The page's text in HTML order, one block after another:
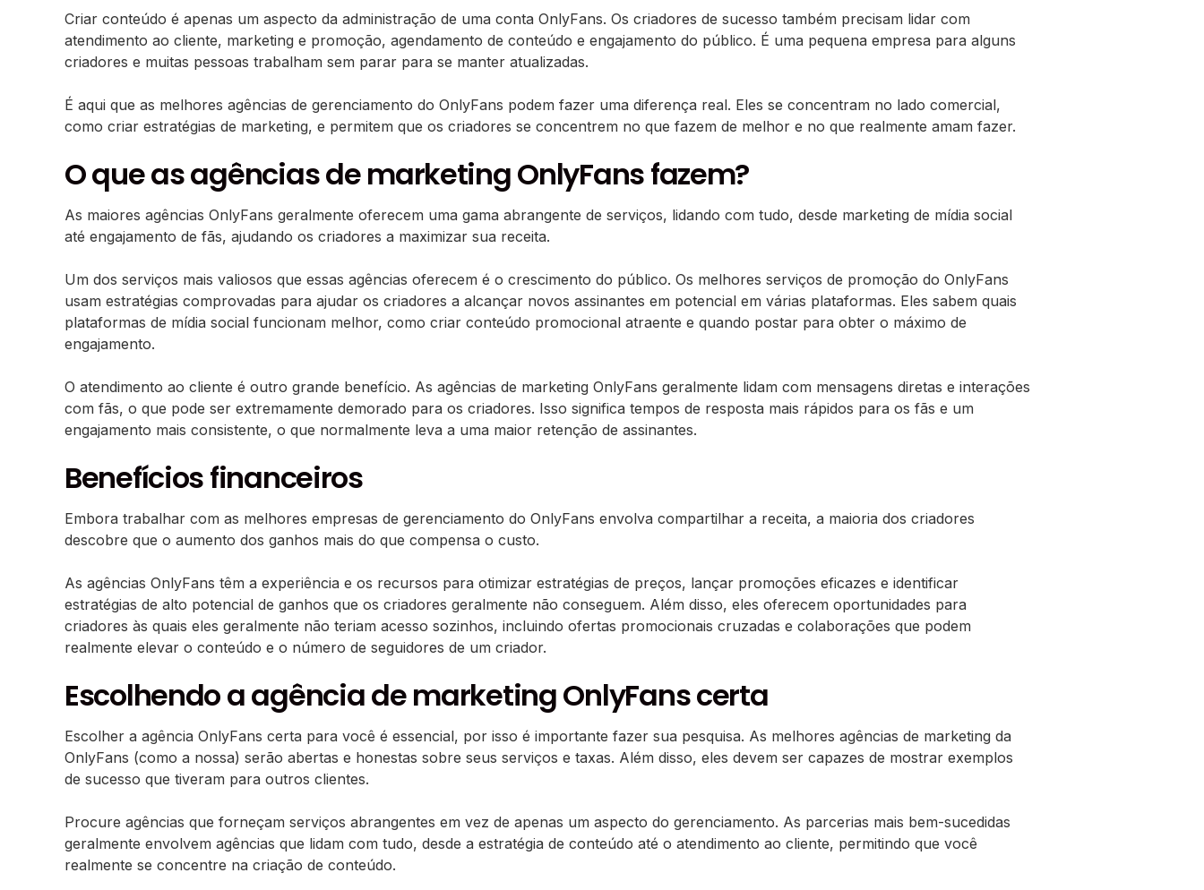
Criar conteúdo é apenas um aspecto da administração de uma conta OnlyFans. Os criadores de sucesso também precisam lidar com
atendimento ao cliente, marketing e promoção, agendamento de conteúdo e engajamento do público. É uma pequena empresa para alguns
criadores e muitas pessoas trabalham sem parar para se manter atualizadas.
É aqui que as melhores agências de gerenciamento do OnlyFans podem fazer uma diferença real. Eles se concentram no lado comercial,
como criar estratégias de marketing, e permitem que os criadores se concentrem no que fazem de melhor e no que realmente amam fazer.
O que as agências de marketing OnlyFans fazem?
As maiores agências OnlyFans geralmente oferecem uma gama abrangente de serviços, lidando com tudo, desde marketing de mídia social
até engajamento de fãs, ajudando os criadores a maximizar sua receita.
Um dos serviços mais valiosos que essas agências oferecem é o crescimento do público. Os melhores serviços de promoção do OnlyFans
usam estratégias comprovadas para ajudar os criadores a alcançar novos assinantes em potencial em várias plataformas. Eles sabem quais
plataformas de mídia social funcionam melhor, como criar conteúdo promocional atraente e quando postar para obter o máximo de
engajamento.
O atendimento ao cliente é outro grande benefício. As agências de marketing OnlyFans geralmente lidam com mensagens diretas e interações
com fãs, o que pode ser extremamente demorado para os criadores. Isso significa tempos de resposta mais rápidos para os fãs e um
engajamento mais consistente, o que normalmente leva a uma maior retenção de assinantes.
Benefícios financeiros
Embora trabalhar com as melhores empresas de gerenciamento do OnlyFans envolva compartilhar a receita, a maioria dos criadores
descobre que o aumento dos ganhos mais do que compensa o custo.
As agências OnlyFans têm a experiência e os recursos para otimizar estratégias de preços, lançar promoções eficazes e identificar
estratégias de alto potencial de ganhos que os criadores geralmente não conseguem. Além disso, eles oferecem oportunidades para
criadores às quais eles geralmente não teriam acesso sozinhos, incluindo ofertas promocionais cruzadas e colaborações que podem
realmente elevar o conteúdo e o número de seguidores de um criador.
Escolhendo a agência de marketing OnlyFans certa
Escolher a agência OnlyFans certa para você é essencial, por isso é importante fazer sua pesquisa. As melhores agências de marketing da
OnlyFans (como a nossa) serão abertas e honestas sobre seus serviços e taxas. Além disso, eles devem ser capazes de mostrar exemplos
de sucesso que tiveram para outros clientes.
Procure agências que forneçam serviços abrangentes em vez de apenas um aspecto do gerenciamento. As parcerias mais bem-sucedidas
geralmente envolvem agências que lidam com tudo, desde a estratégia de conteúdo até o atendimento ao cliente, permitindo que você
realmente se concentre na criação de conteúdo.